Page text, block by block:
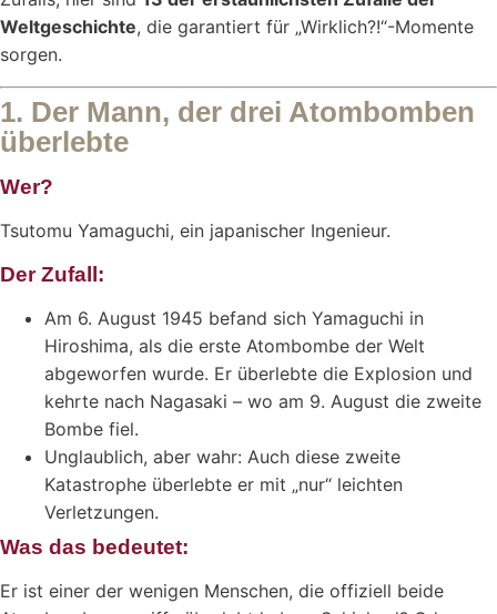
Weltgeschichte, die garantiert für „Wirklich?!“-Momente
sorgen.
1. Der Mann, der drei Atombomben
überlebte
Wer?
Tsutomu Yamaguchi, ein japanischer Ingenieur.
Der Zufall:
Am 6. August 1945 befand sich Yamaguchi in
Hiroshima, als die erste Atombombe der Welt
abgeworfen wurde. Er überlebte die Explosion und
kehrte nach Nagasaki – wo am 9. August die zweite
Bombe fiel.
Unglaublich, aber wahr: Auch diese zweite
Katastrophe überlebte er mit „nur“ leichten
Verletzungen.
Was das bedeutet:
Er ist einer der wenigen Menschen, die offiziell beide